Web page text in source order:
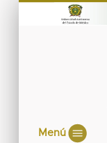
Menú